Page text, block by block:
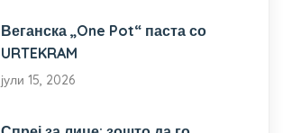
Веганска „One Pot“ паста со
URTEKRAM
јули 15, 2026